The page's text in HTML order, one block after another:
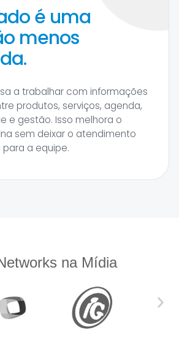
é uma
menos
a trabalhar com informações
produtos, serviços, agenda,
e gestão. Isso melhora o
sem deixar o atendimento
a equipe.
na Mídia
›